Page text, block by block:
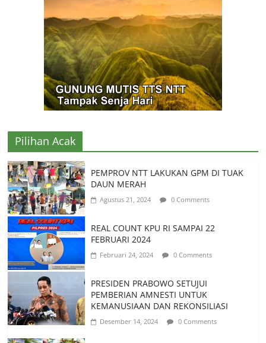
Pilihan Acak
PEMPROV NTT LAKUKAN GPM DI TUAK
DAUN MERAH
Agustus 21, 2024 0 Comments
REAL COUNT KPU RI SAMPAI 22
FEBRUARI 2024
Februari 24, 2024 0 Comments
PRESIDEN PRABOWO SETUJUI
PEMBERIAN AMNESTI UNTUK
KEMANUSIAAN DAN REKONSILIASI
Desember 14, 2024 0 Comments